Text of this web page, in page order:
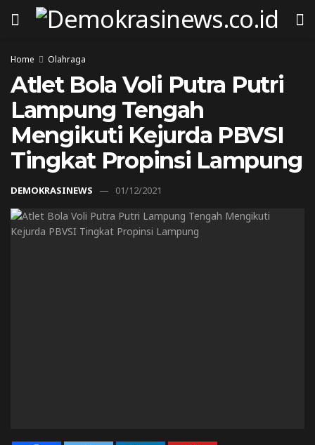
Home Olahraga
Atlet Bola Voli Putra Putri
Lampung Tengah
Mengikuti Kejurda PBVSI
Tingkat Propinsi Lampung
DEMOKRASINEWS 01/12/2021